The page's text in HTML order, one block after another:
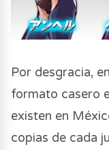
Por desgracia,
formato casero
existen en
copias de cada